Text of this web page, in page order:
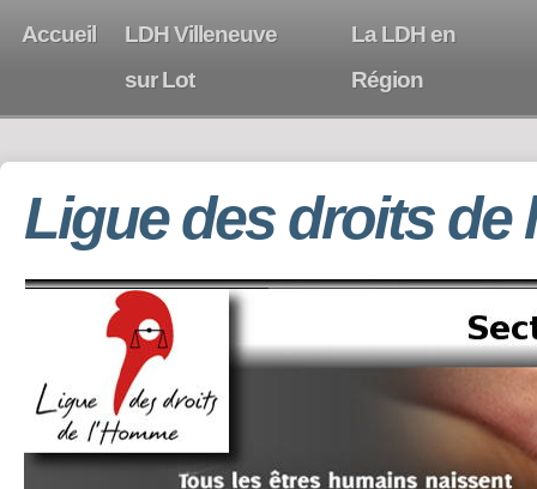
Accueil
LDH Villeneuve
sur Lot
La LDH en
Région
Ligue des droits de